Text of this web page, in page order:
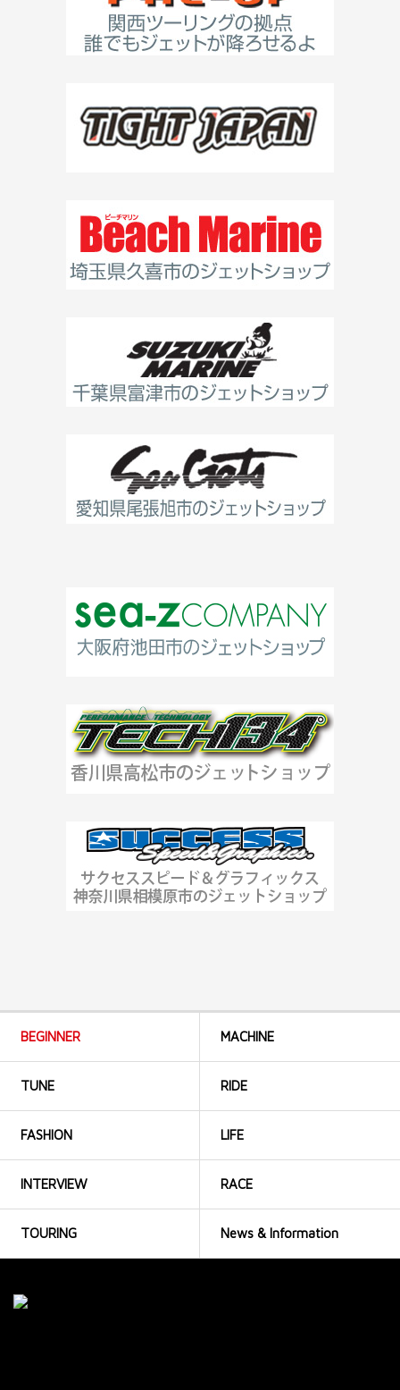
BEGINNER MACHINE
TUNE RIDE
FASHION LIFE
INTERVIEW RACE
TOURING News & Information